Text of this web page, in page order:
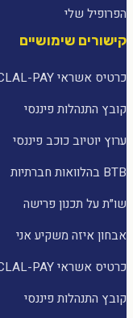
הפרופיל שלי
קישורים שימושיים
כרטיס אשראי CLAL-PAY
קובץ התנהלות פיננסי
ערוץ יוטיוב כוכב פיננסי
BTB בהלוואות חברתיות
שו״ת על תכנון פרישה
אבחון איזה משקיע אני
כרטיס אשראי CLAL-PAY
קובץ התנהלות פיננסי